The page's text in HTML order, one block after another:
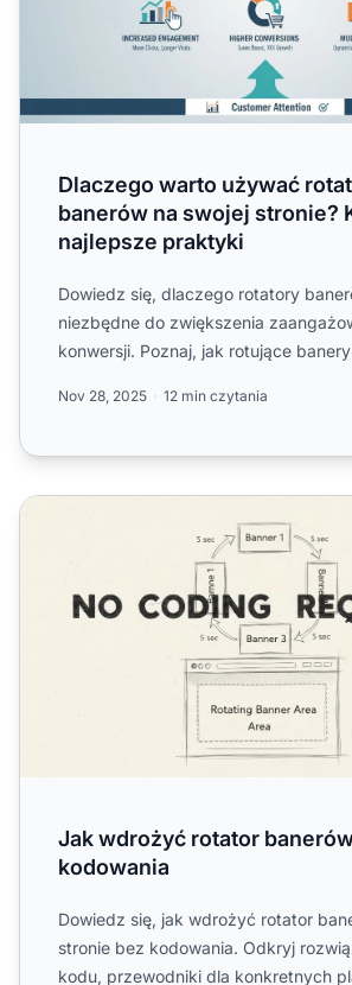
Dlaczego warto używać
banerów na swojej stronie?
najlepsze praktyki
Dowiedz się, dlaczego rotatory
niezbędne do zwiększenia
konwersji. Poznaj, jak rotujące
Nov 28, 2025 12 min czytania
Jak wdrożyć rotator banerów bez
Jak wdrożyć rotator
kodowania
Dowiedz się, jak wdrożyć rotator
stronie bez kodowania. Odkryj
kodu, przewodniki dla konkretnych